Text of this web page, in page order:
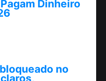
Dinheiro
no